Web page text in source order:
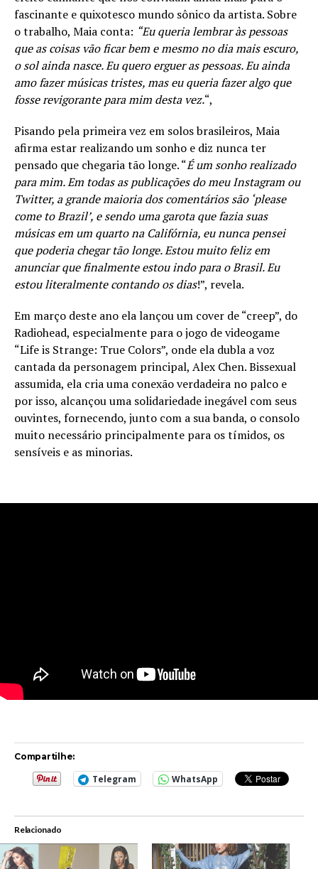
fascinante e quixotesco mundo sônico da artista. Sobre
o trabalho, Maia conta: “Eu queria lembrar às pessoas
que as coisas vão ficar bem e mesmo no dia mais escuro,
o sol ainda nasce. Eu quero erguer as pessoas. Eu ainda
amo fazer músicas tristes, mas eu queria fazer algo que
fosse revigorante para mim desta vez.“,
Pisando pela primeira vez em solos brasileiros, Maia
afirma estar realizando um sonho e diz nunca ter
pensado que chegaria tão longe. “É um sonho realizado
para mim. Em todas as publicações do meu Instagram ou
Twitter, a grande maioria dos comentários são ‘please
come to Brazil’, e sendo uma garota que fazia suas
músicas em um quarto na Califórnia, eu nunca pensei
que poderia chegar tão longe. Estou muito feliz em
anunciar que finalmente estou indo para o Brasil. Eu
estou literalmente contando os dias!”, revela.
Em março deste ano ela lançou um cover de “creep”, do
Radiohead, especialmente para o jogo de videogame
“Life is Strange: True Colors”, onde ela dubla a voz
cantada da personagem principal, Alex Chen. Bissexual
assumida, ela cria uma conexão verdadeira no palco e
por isso, alcançou uma solidariedade inegável com seus
ouvintes, fornecendo, junto com a sua banda, o consolo
muito necessário principalmente para os tímidos, os
sensíveis e as minorias.
Compartilhe:
Telegram WhatsApp
Relacionado